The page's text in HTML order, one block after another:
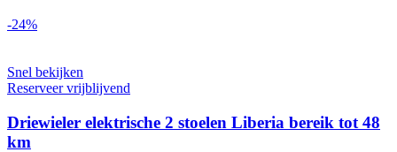
-24%
Snel bekijken
Reserveer vrijblijvend
Driewieler elektrische 2 stoelen Liberia bereik tot 48
km